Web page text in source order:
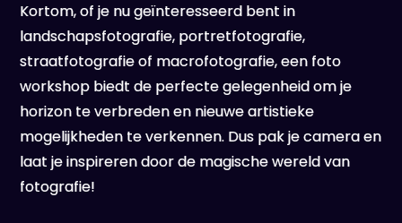
Kortom, of je nu geïnteresseerd bent in
landschapsfotografie, portretfotografie,
straatfotografie of macrofotografie, een foto
workshop biedt de perfecte gelegenheid om je
horizon te verbreden en nieuwe artistieke
mogelijkheden te verkennen. Dus pak je camera en
laat je inspireren door de magische wereld van
fotografie!